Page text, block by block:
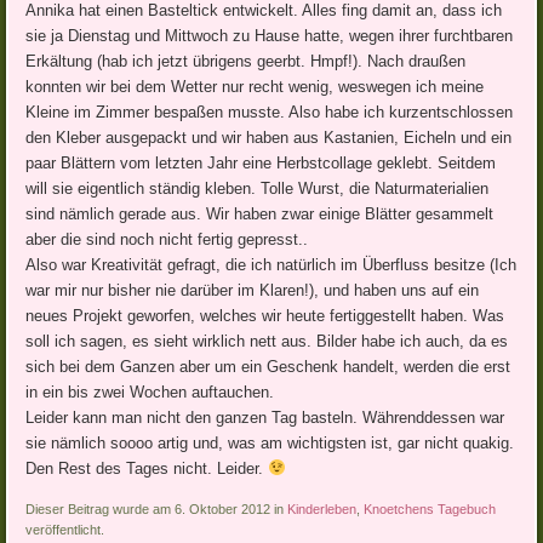
Annika hat einen Basteltick entwickelt. Alles fing damit an, dass ich
sie ja Dienstag und Mittwoch zu Hause hatte, wegen ihrer furchtbaren
Erkältung (hab ich jetzt übrigens geerbt. Hmpf!). Nach draußen
konnten wir bei dem Wetter nur recht wenig, weswegen ich meine
Kleine im Zimmer bespaßen musste. Also habe ich kurzentschlossen
den Kleber ausgepackt und wir haben aus Kastanien, Eicheln und ein
paar Blättern vom letzten Jahr eine Herbstcollage geklebt. Seitdem
will sie eigentlich ständig kleben. Tolle Wurst, die Naturmaterialien
sind nämlich gerade aus. Wir haben zwar einige Blätter gesammelt
aber die sind noch nicht fertig gepresst..
Also war Kreativität gefragt, die ich natürlich im Überfluss besitze (Ich
war mir nur bisher nie darüber im Klaren!), und haben uns auf ein
neues Projekt geworfen, welches wir heute fertiggestellt haben. Was
soll ich sagen, es sieht wirklich nett aus. Bilder habe ich auch, da es
sich bei dem Ganzen aber um ein Geschenk handelt, werden die erst
in ein bis zwei Wochen auftauchen.
Leider kann man nicht den ganzen Tag basteln. Währenddessen war
sie nämlich soooo artig und, was am wichtigsten ist, gar nicht quakig.
Den Rest des Tages nicht. Leider.
Dieser Beitrag wurde am 6. Oktober 2012 in Kinderleben Knoetchens Tagebuch
veröffentlicht.